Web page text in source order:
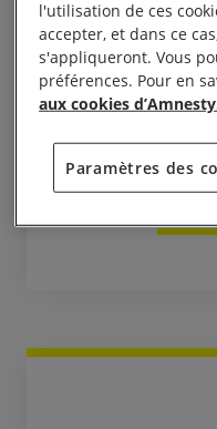
Ça fait 30
Nous
géants du
l'utilisation de ces
accepter, et dans ce
s'appliqueront. Vous
préférences. Pour en
aux cookies
Paramètres des